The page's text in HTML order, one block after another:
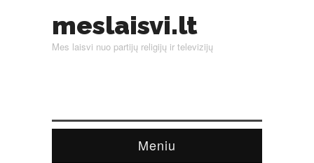
meslaisvi.lt
Mes laisvi nuo partijų religijų ir televizijų
Meniu